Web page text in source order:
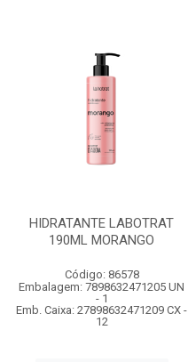
HIDRATANTE LABOTRAT
190ML MORANGO
Código: 86578
Embalagem: 7898632471205 UN
- 1
Emb. Caixa: 27898632471209 CX -
12